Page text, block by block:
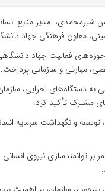
مدیر منابع
معاون فرهنگی جهاد
فعالیت جهاد
مهارتی و سازمانی پرداخت.
دستگاه‌های اجرایی،
مشترک تأکید کرد.
و نگهداشت سرمایه
بر توانمندسازی نیروی